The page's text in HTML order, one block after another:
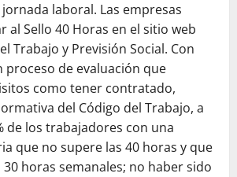
laboral. Las empresas
al Sello 40 Horas en el sitio web
Trabajo y Previsión Social. Con
proceso de evaluación que
como tener contratado,
del Código del Trabajo, a
de los trabajadores con una
que no supere las 40 horas y que
horas semanales; no haber sido